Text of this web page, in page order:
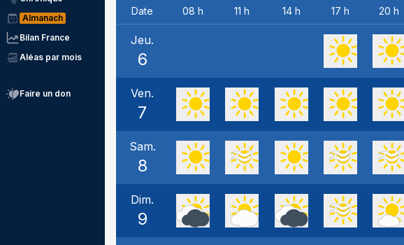
Almanach
Bilan France
Aléas par mois
Faire un don
Date 08 h 11 h 14 h 17 h 20 h
Jeu.
6
Ven.
7
Sam.
8
Dim.
9